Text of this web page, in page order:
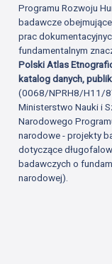
Programu Rozwoju
badawcze
prac
fundamentalnym
Polski Atlas
katalog danych,
(0068/NPRH8/H11/
Ministerstwo Nauki i
Narodowego
narodowe - projekty
dotyczące
badawczych o
narodowej).